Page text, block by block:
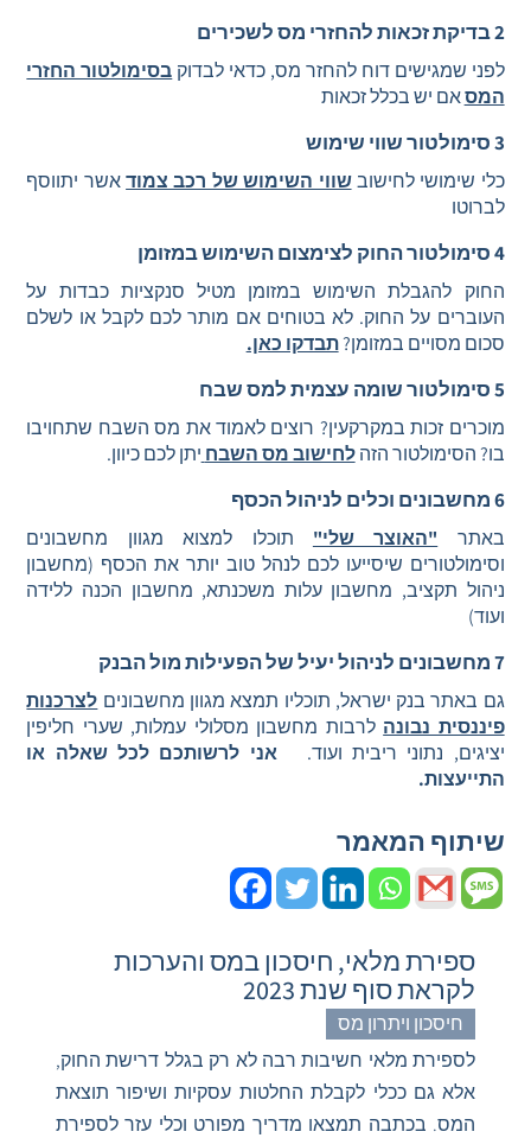
2 בדיקת זכאות להחזרי מס לשכירים
לפני שמגישים דוח להחזר מס, כדאי לבדוק בסימולטור החזרי
המסאם יש בכלל זכאות
3 סימולטור שווי שימוש
כלי שימושי לחישובשווי השימוש של רכב צמודאשר יתווסף
לברוטו
4 סימולטור החוק לצימצום השימוש במזומן
החוק להגבלת השימוש במזומן מטיל סנקציות כבדות על
העוברים על החוק. לא בטוחים אם מותר לכם לקבל או לשלם
סכום מסויים במזומן?תבדקו כאן.
5 סימולטור שומה עצמית למס שבח
מוכרים זכות במקרקעין? רוצים לאמוד את מס השבח שתחויבו
בו? הסימולטור הזהלחישוב מס השבח יתן לכם כיוון.
6 מחשבונים וכלים לניהול הכסף
באתר "האוצר שלי" תוכלו למצוא מגוון מחשבונים
וסימולטורים שיסייעו לכם לנהל טוב יותר את הכסף (מחשבון
ניהול תקציב, מחשבון עלות משכנתא, מחשבון הכנה ללידה
ועוד)
7 מחשבונים לניהול יעיל של הפעילות מול הבנק
גם באתר בנק ישראל, תוכליו תמצא מגוון מחשבונים לצרכנות
פיננסית נבונה לרבות מחשבון מסלולי עמלות, שערי חליפין
יציגים, נתוני ריבית ועוד.אני לרשותכם לכל שאלה או
התייעצות.
שיתוף המאמר
ספירת מלאי, חיסכון במס והערכות
לקראת סוף שנת 2023
חיסכון ויתרון מס
לספירת מלאי חשיבות רבה לא רק בגלל דרישת החוק,
אלא גם ככלי לקבלת החלטות עסקיות ושיפור תוצאת
המס. בכתבה תמצאו מדריך מפורט וכלי עזר לספירת